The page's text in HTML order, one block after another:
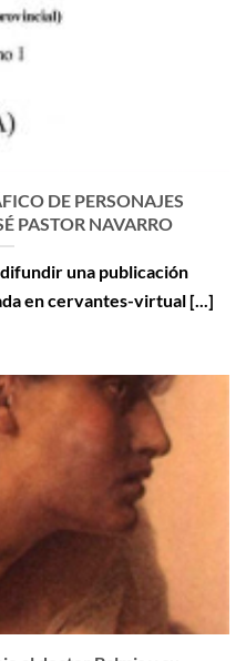
DE PERSONAJES
PASTOR NAVARRO
una publicación
en cervantes-virtual [...]